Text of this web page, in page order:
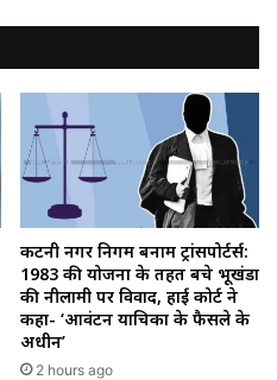
कटनी नगर निगम बनाम ट्रांसपोर्टर्स:
1983 की योजना के तहत बचे भूखंडों
की नीलामी पर विवाद, हाई कोर्ट ने
कहा- ‘आवंटन याचिका के फैसले के
अधीन’
2 hours ago